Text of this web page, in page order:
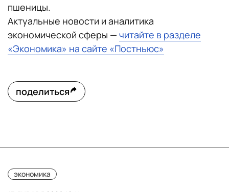
пшеницы.
Актуальные новости и аналитика
экономической сферы — читайте в разделе
«Экономика» на сайте «Постньюс»
поделиться
экономика